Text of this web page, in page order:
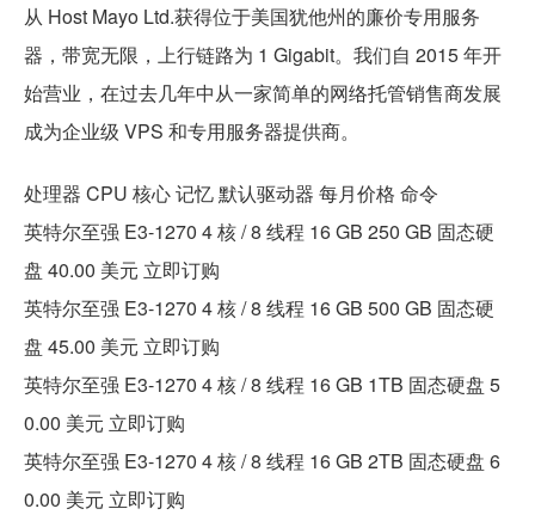
从 Host Mayo Ltd.获得位于美国犹他州的廉价专用服务
器，带宽无限，上行链路为 1 Gigabit。我们自 2015 年开
始营业，在过去几年中从一家简单的网络托管销售商发展
成为企业级 VPS 和专用服务器提供商。
处理器 CPU 核心 记忆 默认驱动器 每月价格 命令
英特尔至强 E3-1270 4 核 / 8 线程 16 GB 250 GB 固态硬
盘 40.00 美元 立即订购
英特尔至强 E3-1270 4 核 / 8 线程 16 GB 500 GB 固态硬
盘 45.00 美元 立即订购
英特尔至强 E3-1270 4 核 / 8 线程 16 GB 1TB 固态硬盘 5
0.00 美元 立即订购
英特尔至强 E3-1270 4 核 / 8 线程 16 GB 2TB 固态硬盘 6
0.00 美元 立即订购